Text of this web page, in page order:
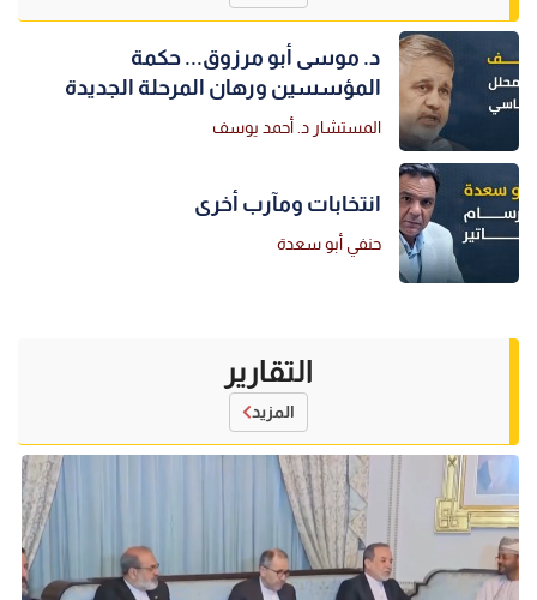
د. موسى أبو مرزوق... حكمة
المؤسسين ورهان المرحلة الجديدة
المستشار د. أحمد يوسف
انتخابات ومآرب أخرى
حنفي أبو سعدة
التقارير
المزيد